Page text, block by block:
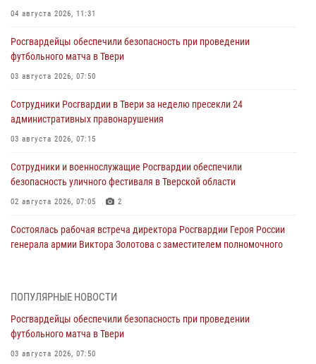
04 августа 2026, 11:31
Росгвардейцы обеспечили безопасность при проведении
футбольного матча в Твери
03 августа 2026, 07:50
Сотрудники Росгвардии в Твери за неделю пресекли 24
административных правонарушения
03 августа 2026, 07:15
Сотрудники и военнослужащие Росгвардии обеспечили
безопасность уличного фестиваля в Тверской области
02 августа 2026, 07:05 2
Состоялась рабочая встреча директора Росгвардии Героя России
генерала армии Виктора Золотова с заместителем полномочного
31 июля 2026, 05:42 4
Росгвардейцы в Твери приняли участие в молебне, посвященном
Дню Крещения Руси
28 июля 2026, 11:30
ПОПУЛЯРНЫЕ НОВОСТИ
Росгвардейцы обеспечили безопасность при проведении
футбольного матча в Твери
03 августа 2026, 07:50